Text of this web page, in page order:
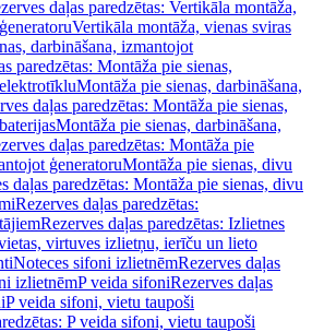
daļas paredzētas: Vertikāla montāža,
Vertikāla montāža, vienas sviras
darbināšana, izmantojot
paredzētas: Montāža pie sienas,
Montāža pie sienas, darbināšana,
daļas paredzētas: Montāža pie sienas,
Montāža pie sienas, darbināšana,
daļas paredzētas: Montāža pie
ģeneratoruMontāža pie sienas, divu
daļas paredzētas: Montāža pie sienas, divu
Rezerves daļas paredzētas:
Rezerves daļas paredzētas: Izlietnes
virtuves izlietņu, ierīču un lieto
Noteces sifoni izlietnēmRezerves daļas
izlietnēmP veida sifoniRezerves daļas
P veida sifoni, vietu taupoši
P veida sifoni, vietu taupoši